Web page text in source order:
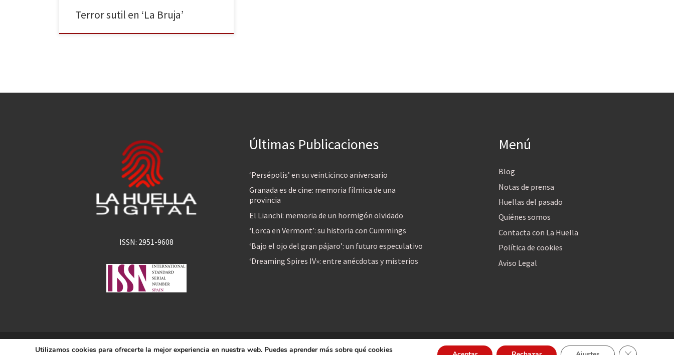
Terror sutil en ‘La Bruja’
ISSN: 2951-9608
Últimas Publicaciones
‘Persépolis’ en su veinticinco aniversario
Granada es de cine: memoria fílmica de una
provincia
El Lianchi: memoria de un hormigón olvidado
‘Lorca en Vermont’: su historia con Cummings
‘Bajo el ojo del gran pájaro’: un futuro especulativo
‘Dreaming Spires IV»: entre anécdotas y misterios
Menú
Blog
Notas de prensa
Huellas del pasado
Quiénes somos
Contacta con La Huella
Política de cookies
Aviso Legal
© 2026La Huella Digital– Todos los derechos reservados
Utilizamos cookies para ofrecerte la mejor experiencia en nuestra web. Puedes aprender más sobre qué cookies
Cerrar el